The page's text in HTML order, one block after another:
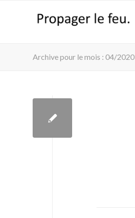
Archive pour le mois : 04/2020